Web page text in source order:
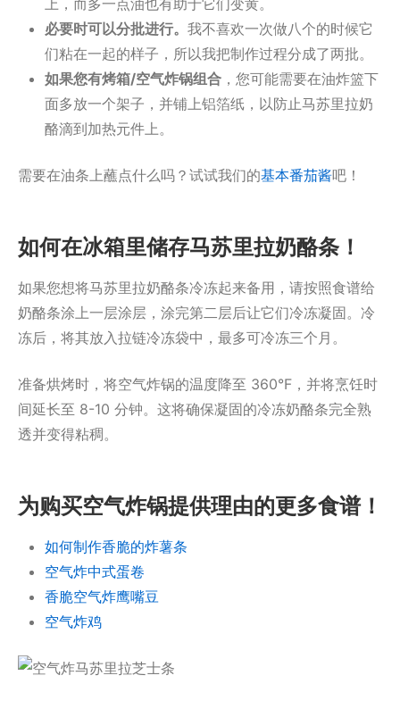
上，而多一点油也有助于它们变黄。
必要时可以分批进行。 我不喜欢一次做八个的时候它
们粘在一起的样子，所以我把制作过程分成了两批。
如果您有烤箱/空气炸锅组合 ，您可能需要在油炸篮下
面多放一个架子，并铺上铝箔纸，以防止马苏里拉奶
酪滴到加热元件上。
需要在油条上蘸点什么吗？试试我们的基本番茄酱吧！
如何在冰箱里储存马苏里拉奶酪条！
如果您想将马苏里拉奶酪条冷冻起来备用，请按照食谱给
奶酪条涂上一层涂层，涂完第二层后让它们冷冻凝固。冷
冻后，将其放入拉链冷冻袋中，最多可冷冻三个月。
准备烘烤时，将空气炸锅的温度降至 360°F，并将烹饪时
间延长至 8-10 分钟。这将确保凝固的冷冻奶酪条完全熟
透并变得粘稠。
为购买空气炸锅提供理由的更多食谱！
如何制作香脆的炸薯条
空气炸中式蛋卷
香脆空气炸鹰嘴豆
空气炸鸡